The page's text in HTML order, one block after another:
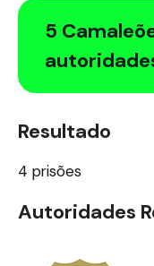
5
Resultado
4 prisões
Autoridades